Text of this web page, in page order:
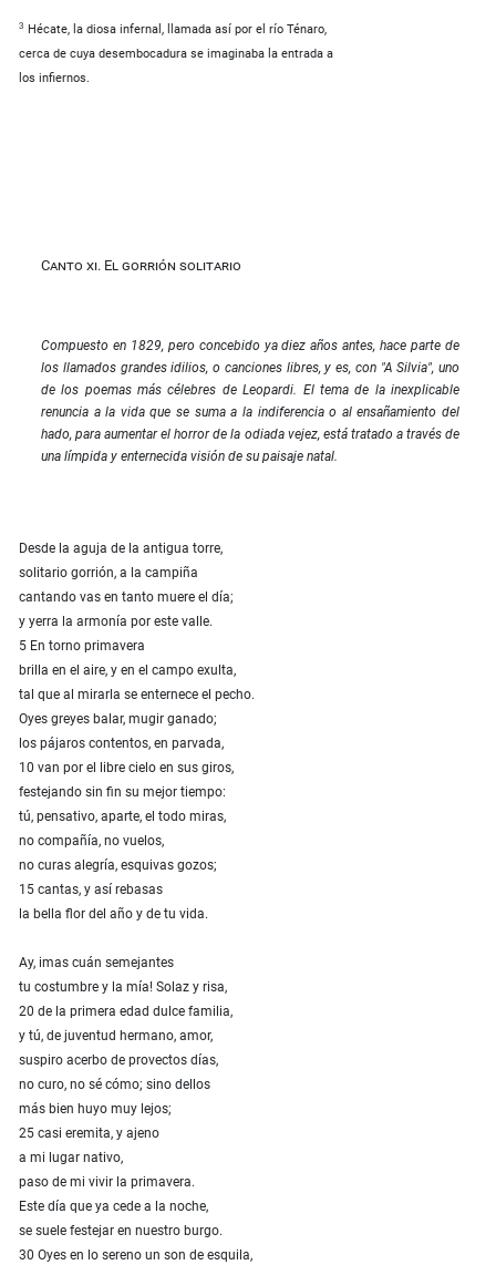
3
Hécate, la diosa infernal, llamada así por el río Ténaro,
cerca de cuya desembocadura se imaginaba la entrada a
los infiernos.
Canto xi. El gorrión solitario
Compuesto en 1829, pero concebido ya diez años antes, hace parte de
los llamados grandes idilios, o canciones libres, y es, con "A Silvia", uno
de los poemas más célebres de Leopardi. El tema de la inexplicable
renuncia a la vida que se suma a la indiferencia o al ensañamiento del
hado, para aumentar el horror de la odiada vejez, está tratado a través de
una límpida y enternecida visión de su paisaje natal.
Desde la aguja de la antigua torre,
solitario gorrión, a la campiña
cantando vas en tanto muere el día;
y yerra la armonía por este valle.
5 En torno primavera
brilla en el aire, y en el campo exulta,
tal que al mirarla se enternece el pecho.
Oyes greyes balar, mugir ganado;
los pájaros contentos, en parvada,
10 van por el libre cielo en sus giros,
festejando sin fin su mejor tiempo:
tú, pensativo, aparte, el todo miras,
no compañía, no vuelos,
no curas alegría, esquivas gozos;
15 cantas, y así rebasas
la bella flor del año y de tu vida.
Ay, imas cuán semejantes
tu costumbre y la mía! Solaz y risa,
20 de la primera edad dulce familia,
y tú, de juventud hermano, amor,
suspiro acerbo de provectos días,
no curo, no sé cómo; sino dellos
más bien huyo muy lejos;
25 casi eremita, y ajeno
a mi lugar nativo,
paso de mi vivir la primavera.
Este día que ya cede a la noche,
se suele festejar en nuestro burgo.
30 Oyes en lo sereno un son de esquila,